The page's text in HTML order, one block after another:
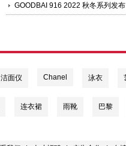
GOODBAI 916 2022 秋冬系列发布
洁面仪 Chanel 泳衣
连衣裙 雨靴 巴黎